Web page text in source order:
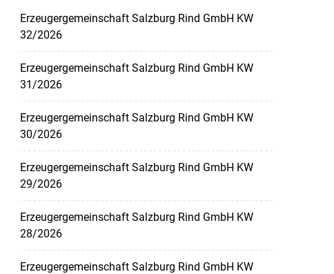
Erzeugergemeinschaft Salzburg Rind GmbH KW
32/2026
Erzeugergemeinschaft Salzburg Rind GmbH KW
31/2026
Erzeugergemeinschaft Salzburg Rind GmbH KW
30/2026
Erzeugergemeinschaft Salzburg Rind GmbH KW
29/2026
Erzeugergemeinschaft Salzburg Rind GmbH KW
28/2026
Erzeugergemeinschaft Salzburg Rind GmbH KW